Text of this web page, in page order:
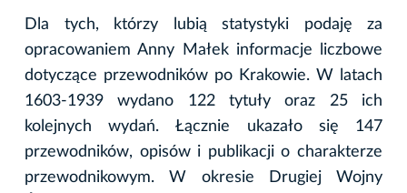
Dla tych, którzy lubią statystyki podaję za
opracowaniem Anny Małek informacje liczbowe
dotyczące przewodników po Krakowie. W latach
1603-1939 wydano 122 tytuły oraz 25 ich
kolejnych wydań. Łącznie ukazało się 147
przewodników, opisów i publikacji o charakterze
przewodnikowym. W okresie Drugiej Wojny